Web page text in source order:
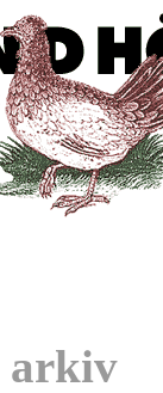
arkiv